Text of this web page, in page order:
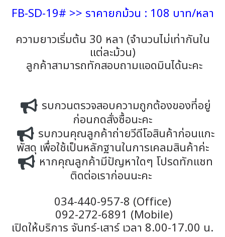
FB-SD-19# >> ราคายกม้วน : 108 บาท/หลา
ความยาวเริ่มต้น 30 หลา (จำนวนไม่เท่ากันใน
แต่ละม้วน)
ลูกค้าสามารถทักสอบถามแอดมินได้นะคะ
รบกวนตรวจสอบความถูกต้องของที่อยู่
ก่อนกดสั่งซื้อนะคะ
รบกวนคุณลูกค้าถ่ายวีดีโอสินค้าก่อนแกะ
พัสดุ เพื่อใช้เป็นหลักฐานในการเคลมสินค้าค่ะ
หากคุณลูกค้ามีปัญหาใดๆ โปรดทักแชท
ติดต่อเราก่อนนะคะ
034-440-957-8 (Office)
092-272-6891 (Mobile)
เปิดให้บริการ จันทร์-เสาร์ เวลา 8.00-17.00 น.